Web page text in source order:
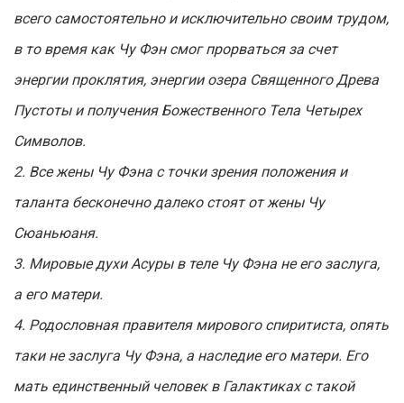
всего самостоятельно и исключительно своим трудом,
в то время как Чу Фэн смог прорваться за счет
энергии проклятия, энергии озера Священного Древа
Пустоты и получения Божественного Тела Четырех
Символов.
2. Все жены Чу Фэна с точки зрения положения и
таланта бесконечно далеко стоят от жены Чу
Сюаньюаня.
3. Мировые духи Асуры в теле Чу Фэна не его заслуга,
а его матери.
4. Родословная правителя мирового спиритиста, опять
таки не заслуга Чу Фэна, а наследие его матери. Его
мать единственный человек в Галактиках с такой